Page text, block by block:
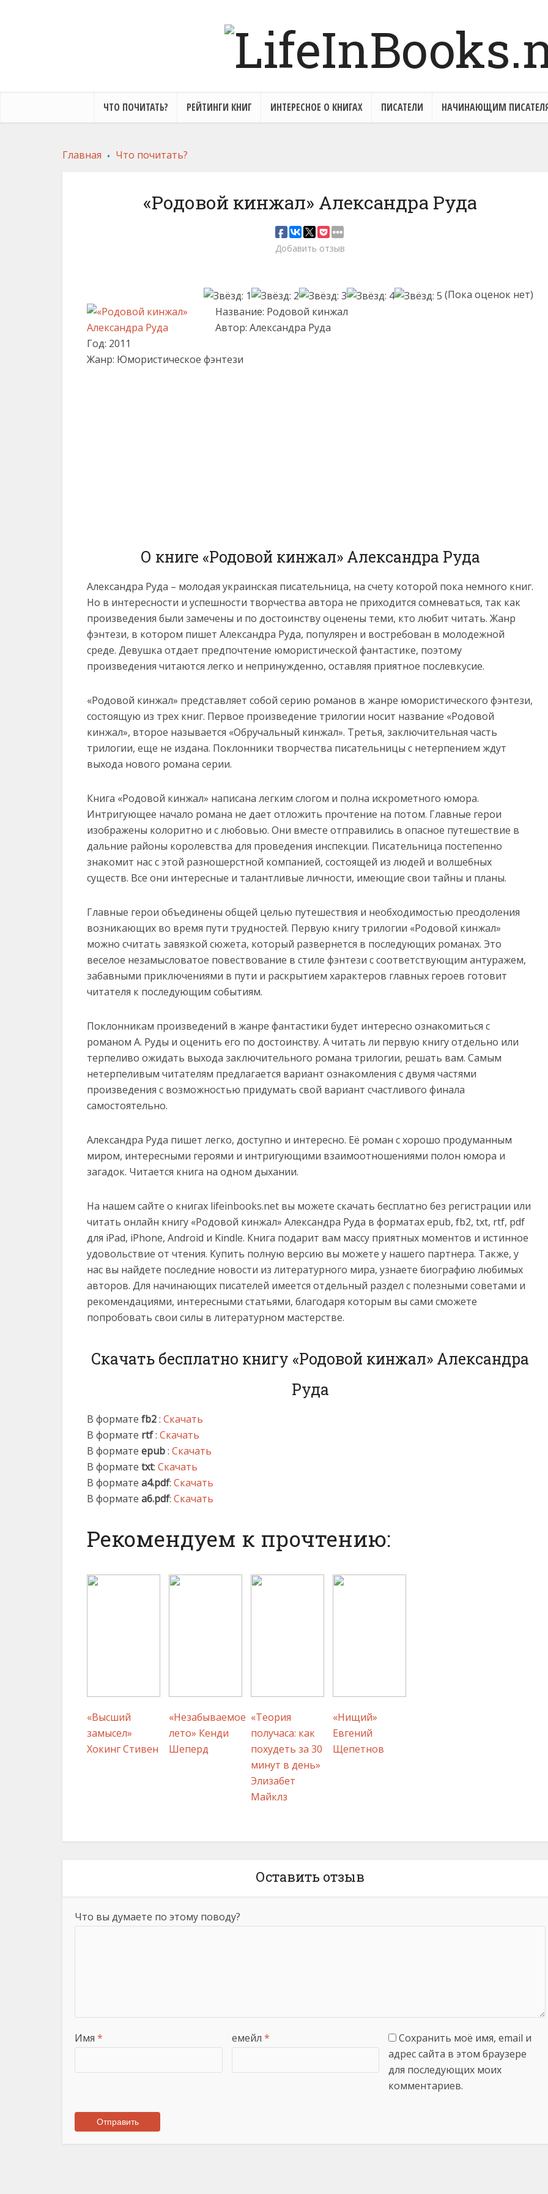
ЧТО ПОЧИТАТЬ? РЕЙТИНГИ КНИГ ИНТЕРЕСНОЕ О КНИГАХ ПИСАТЕЛИ НАЧИНАЮЩИМ
Главная . Что почитать?
«Родовой кинжал» Александра Руда
Добавить отзыв
(Пока оценок нет)
Название: Родовой кинжал
Автор: Александра Руда
Год: 2011
Жанр: Юмористическое фэнтези
О книге «Родовой кинжал» Александра Руда
Александра Руда – молодая украинская писательница, на счету которой пока немного книг.
Но в интересности и успешности творчества автора не приходится сомневаться, так как
произведения были замечены и по достоинству оценены теми, кто любит читать. Жанр
фэнтези, в котором пишет Александра Руда, популярен и востребован в молодежной
среде. Девушка отдает предпочтение юмористической фантастике, поэтому
произведения читаются легко и непринужденно, оставляя приятное послевкусие.
«Родовой кинжал» представляет собой серию романов в жанре юмористического фэнтези,
состоящую из трех книг. Первое произведение трилогии носит название «Родовой
кинжал», второе называется «Обручальный кинжал». Третья, заключительная часть
трилогии, еще не издана. Поклонники творчества писательницы с нетерпением ждут
выхода нового романа серии.
Книга «Родовой кинжал» написана легким слогом и полна искрометного юмора.
Интригующее начало романа не дает отложить прочтение на потом. Главные герои
изображены колоритно и с любовью. Они вместе отправились в опасное путешествие в
дальние районы королевства для проведения инспекции. Писательница постепенно
знакомит нас с этой разношерстной компанией, состоящей из людей и волшебных
существ. Все они интересные и талантливые личности, имеющие свои тайны и планы.
Главные герои объединены общей целью путешествия и необходимостью преодоления
возникающих во время пути трудностей. Первую книгу трилогии «Родовой кинжал»
можно считать завязкой сюжета, который развернется в последующих романах. Это
веселое незамысловатое повествование в стиле фэнтези с соответствующим антуражем,
забавными приключениями в пути и раскрытием характеров главных героев готовит
читателя к последующим событиям.
Поклонникам произведений в жанре фантастики будет интересно ознакомиться с
романом А. Руды и оценить его по достоинству. А читать ли первую книгу отдельно или
терпеливо ожидать выхода заключительного романа трилогии, решать вам. Самым
нетерпеливым читателям предлагается вариант ознакомления с двумя частями
произведения с возможностью придумать свой вариант счастливого финала
самостоятельно.
Александра Руда пишет легко, доступно и интересно. Её роман с хорошо продуманным
миром, интересными героями и интригующими взаимоотношениями полон юмора и
загадок. Читается книга на одном дыхании.
На нашем сайте о книгах lifeinbooks.net вы можете скачать бесплатно без регистрации или
читать онлайн книгу «Родовой кинжал» Александра Руда в форматах epub, fb2, txt, rtf, pdf
для iPad, iPhone, Android и Kindle. Книга подарит вам массу приятных моментов и истинное
удовольствие от чтения. Купить полную версию вы можете у нашего партнера. Также, у
нас вы найдете последние новости из литературного мира, узнаете биографию любимых
авторов. Для начинающих писателей имеется отдельный раздел с полезными советами и
рекомендациями, интересными статьями, благодаря которым вы сами сможете
попробовать свои силы в литературном мастерстве.
Скачать бесплатно книгу «Родовой кинжал» Александра
Руда
В формате fb2: Скачать
В формате rtf: Скачать
В формате epub: Скачать
В формате txt: Скачать
В формате a4.pdf: Скачать
В формате a6.pdf: Скачать
Рекомендуем к прочтению:
«Высший
замысел»
Хокинг Стивен
«Незабываемое
лето» Кенди
Шеперд
«Теория
получаса: как
похудеть за 30
минут в день»
Элизабет
Майклз
«Нищий»
Евгений
Щепетнов
Оставить отзыв
Что вы думаете по этому поводу?
Имя * емейл *
Сохранить моё имя, email и
адрес сайта в этом браузере
для последующих моих
комментариев.